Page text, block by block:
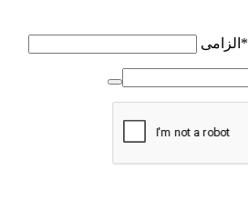
* الزامی